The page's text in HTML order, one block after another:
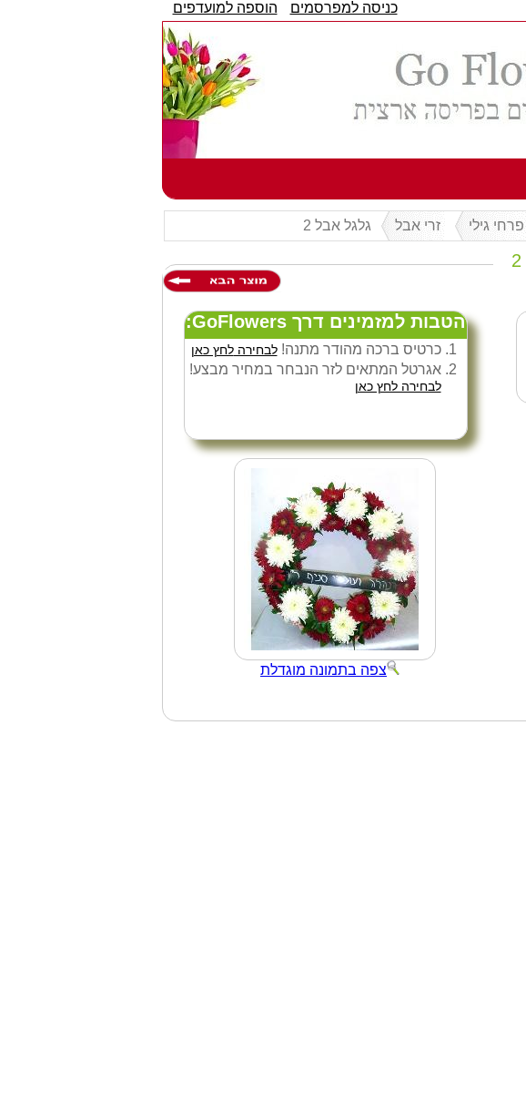
כניסה למפרסמים הוספה למועדפים
פרחי גילי זרי אבל גלגל אבל 2
הטבות למזמינים דרך GoFlowers:
כרטיס ברכה מהודר מתנה!לבחירה לחץ כאן
אגרטל המתאים לזר הנבחר במחיר מבצע!
לבחירה לחץ כאן
צפה בתמונה מוגדלת